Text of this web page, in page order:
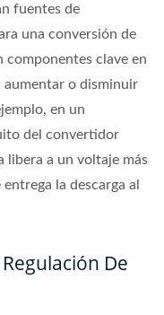
fuentes de
una conversión de
componentes clave en
aumentar o disminuir
en un
del convertidor
libera a un voltaje más
la descarga al
De